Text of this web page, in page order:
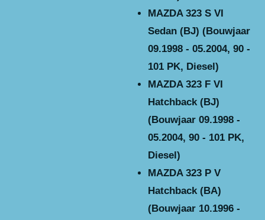
MAZDA 323 S VI
Sedan (BJ) (Bouwjaar
09.1998 - 05.2004, 90 -
101 PK, Diesel)
MAZDA 323 F VI
Hatchback (BJ)
(Bouwjaar 09.1998 -
05.2004, 90 - 101 PK,
Diesel)
MAZDA 323 P V
Hatchback (BA)
(Bouwjaar 10.1996 -